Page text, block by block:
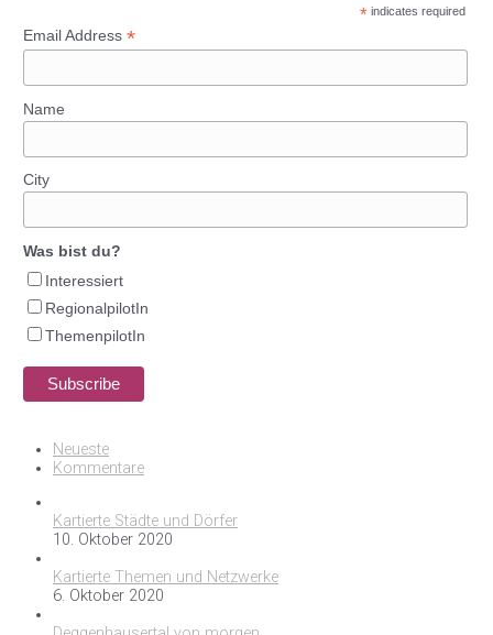
* indicates required
Email Address *
Name
City
Was bist du?
Interessiert
RegionalpilotIn
ThemenpilotIn
Neueste
Kommentare
Kartierte Städte und Dörfer
10. Oktober 2020
Kartierte Themen und Netzwerke
6. Oktober 2020